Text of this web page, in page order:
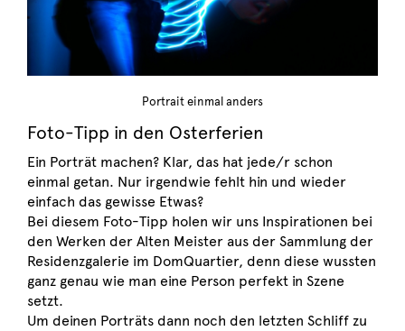
Portrait einmal anders
Foto-Tipp in den Osterferien
Ein Porträt machen? Klar, das hat jede/r schon
einmal getan. Nur irgendwie fehlt hin und wieder
einfach das gewisse Etwas?
Bei diesem Foto-Tipp holen wir uns Inspirationen bei
den Werken der Alten Meister aus der Sammlung der
Residenzgalerie im DomQuartier, denn diese wussten
ganz genau wie man eine Person perfekt in Szene
setzt.
Um deinen Porträts dann noch den letzten Schliff zu